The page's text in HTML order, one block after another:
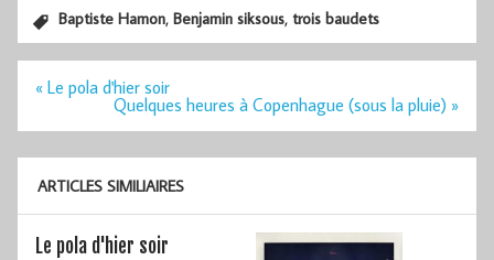
Baptiste Hamon,Benjamin siksous,trois baudets
Navigation
« Le pola d'hier soir
Quelques heures à Copenhague (sous la pluie) »
ARTICLES SIMILIAIRES
Le pola d'hier soir